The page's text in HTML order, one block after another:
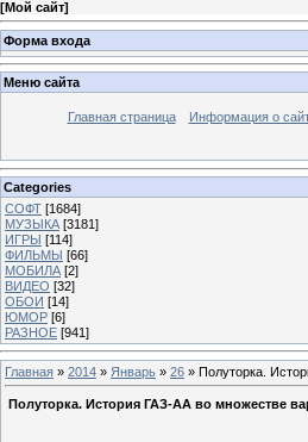
[Мой сайт]
Форма входа
Меню сайта
Главная страница Информация о
Categories
СОФТ [1684]
МУЗЫКА [3181]
ИГРЫ [114]
ФИЛЬМЫ [66]
МОБИЛА [2]
ВИДЕО [32]
ОБОИ [14]
ЮМОР [6]
РАЗНОЕ [941]
Главная » 2014 » Январь » 26 » Полуторка.
Полуторка. История ГАЗ-АА во множестве